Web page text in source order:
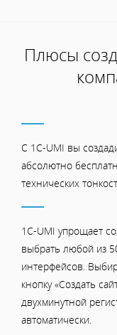
Плюсы
С 1C-UMI вы
абсолютно
технических
1C-UMI упрощает
выбрать любой из
интерфейсов.
кнопку «Создать
двухминутной
автоматически.